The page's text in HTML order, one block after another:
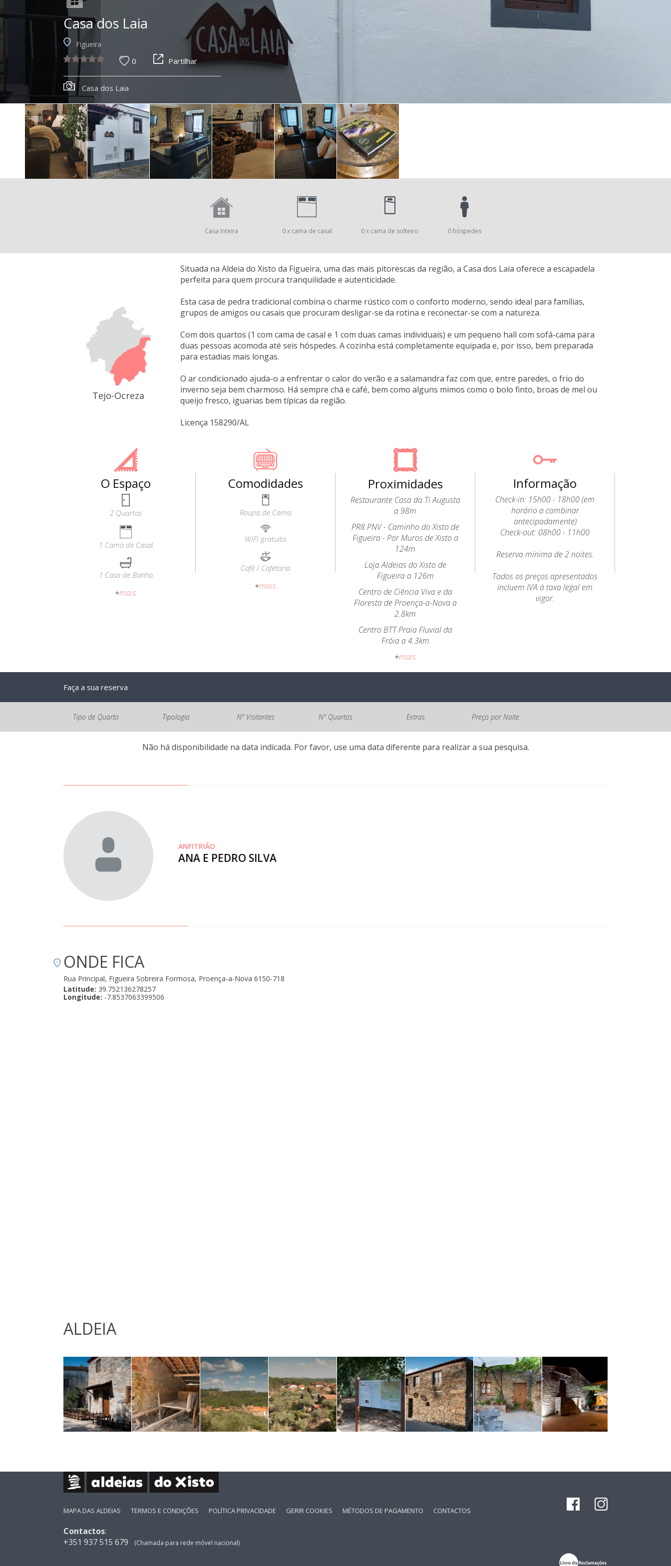
Casa dos Laia
Figueira
0 Partilhar
Casa dos Laia
Casa Inteira 0 x cama de casal 0 x cama de solteiro 0 hóspedes
Tejo-Ocreza
Situada na Aldeia do Xisto da Figueira, uma das mais pitorescas da região, a Casa dos Laia oferece a escapadela
perfeita para quem procura tranquilidade e autenticidade.
Esta casa de pedra tradicional combina o charme rústico com o conforto moderno, sendo ideal para famílias,
grupos de amigos ou casais que procuram desligar-se da rotina e reconectar-se com a natureza.
Com dois quartos (1 com cama de casal e 1 com duas camas individuais) e um pequeno hall com sofá-cama para
duas pessoas acomoda até seis hóspedes. A cozinha está completamente equipada e, por isso, bem preparada
para estadias mais longas.
O ar condicionado ajuda-o a enfrentar o calor do verão e a salamandra faz com que, entre paredes, o frio do
inverno seja bem charmoso. Há sempre chá e café, bem como alguns mimos como o bolo finto, broas de mel ou
queijo fresco, iguarias bem típicas da região.
Licença 158290/AL
O Espaço
2 Quartos
1 Cama de Casal
1 Casa de Banho
+mais
Comodidades
Roupa de Cama
WIFI gratuito
Café / Cafetaria
+mais
Proximidades
Restaurante Casa da Ti Augusta
a 98m
PR8 PNV - Caminho do Xisto de
Figueira - Por Muros de Xisto a
124m
Loja Aldeias do Xisto de
Figueira a 126m
Centro de Ciência Viva e da
Floresta de Proença-a-Nova a
2.8km
Centro BTT Praia Fluvial da
Fróia a 4.3km
+mais
Informação
Check-in: 15h00 - 18h00 (em
horário a combinar
antecipadamente)
Check-out: 08h00 - 11h00
Reserva mínima de 2 noites.
Todos os preços apresentados
incluem IVA à taxa legal em
vigor.
Faça a sua reserva
Tipo de Quarto Tipologia Nº Visitantes Nº Quartos Extras Preço por Noite
Não há disponibilidade na data indicada. Por favor, use uma data diferente para realizar a sua pesquisa.
ANFITRIÃO
ANA E PEDRO SILVA
ONDE FICA
Rua Principal, Figueira Sobreira Formosa, Proença-a-Nova 6150-718
Latitude: 39.752136278257
Longitude: -7.8537063399506
ALDEIA
MAPA DAS ALDEIAS TERMOS E CONDIÇÕES POLÍTICA PRIVACIDADE GERIR COOKIES MÉTODOS DE PAGAMENTO CONTACTOS
Contactos:
+351 937 515 679
(Chamada para rede móvel nacional)